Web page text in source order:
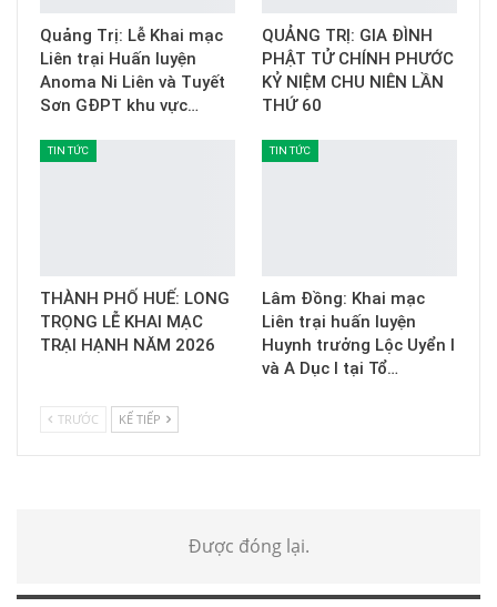
Quảng Trị: Lễ Khai mạc
Liên trại Huấn luyện
Anoma Ni Liên và Tuyết
Sơn GĐPT khu vực…
QUẢNG TRỊ: GIA ĐÌNH
PHẬT TỬ CHÍNH PHƯỚC
KỶ NIỆM CHU NIÊN LẦN
THỨ 60
TIN TỨC
THÀNH PHỐ HUẾ: LONG
TRỌNG LỄ KHAI MẠC
TRẠI HẠNH NĂM 2026
TIN TỨC
Lâm Đồng: Khai mạc
Liên trại huấn luyện
Huynh trưởng Lộc Uyển I
và A Dục I tại Tổ…
TRƯỚC KẾ TIẾP
Được đóng lại.